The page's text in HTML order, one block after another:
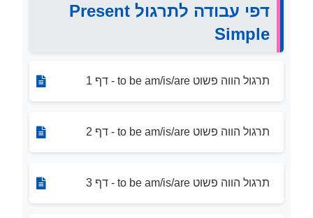
דפי עבודה לתרגול Present
Simple
תרגול הווה פשוט to be am/is/are - דף 1
תרגול הווה פשוט to be am/is/are - דף 2
תרגול הווה פשוט to be am/is/are - דף 3